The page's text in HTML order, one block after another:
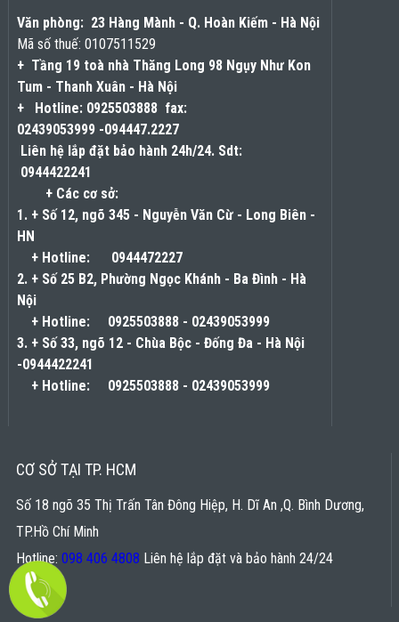
Văn phòng: 23 Hàng Mành - Q. Hoàn Kiếm - Hà Nội
Mã số thuế: 0107511529
+ Tầng 19 toà nhà Thăng Long 98 Ngụy Như Kon
Tum - Thanh Xuân - Hà Nội
+ Hotline: 0925503888fax:
02439053999-094447.2227
Liên hệ lắp đặt bảo hành 24h/24. Sdt:
0944422241
+ Các cơ sở:
1. + Số 12, ngõ 345 - Nguyễn Văn Cừ - Long Biên -
HN
+ Hotline: 0944472227
2. + Số 25 B2, Phường Ngọc Khánh - Ba Đình - Hà
Nội
+ Hotline: 0925503888- 02439053999
3. + Số 33, ngõ 12 - Chùa Bộc - Đống Đa - Hà Nội
-0944422241
+ Hotline: 0925503888- 02439053999
CƠ SỞ TẠI TP. HCM
Số 18 ngõ 35 Thị Trấn Tân Đông Hiệp, H. Dĩ An ,Q. Bình Dương,
TP.Hồ Chí Minh
Hotline: 098 406 4808 Liên hệ lắp đặt và bảo hành 24/24